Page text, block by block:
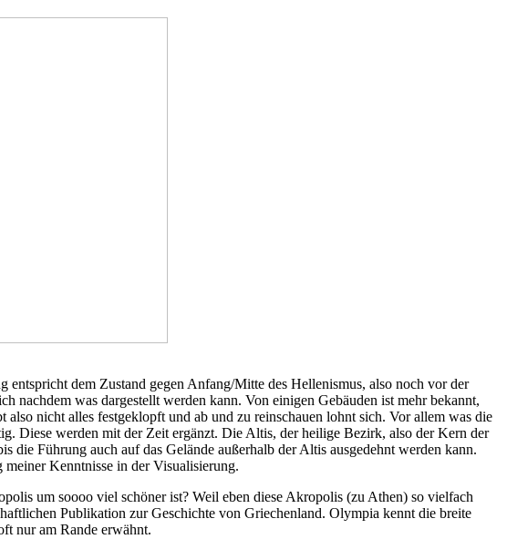
dem Zustand gegen Anfang/Mitte des Hellenismus, also noch vor der
nachdem was dargestellt werden kann. Von einigen Gebäuden ist mehr bekannt,
nicht alles festgeklopft und ab und zu reinschauen lohnt sich. Vor allem was die
Diese werden mit der Zeit ergänzt. Die Altis, der heilige Bezirk, also der Kern der
Führung auch auf das Gelände außerhalb der Altis ausgedehnt werden kann.
Kenntnisse in der Visualisierung.
um soooo viel schöner ist? Weil eben diese Akropolis (zu Athen) so vielfach
Publikation zur Geschichte von Griechenland. Olympia kennt die breite
nur am Rande erwähnt.